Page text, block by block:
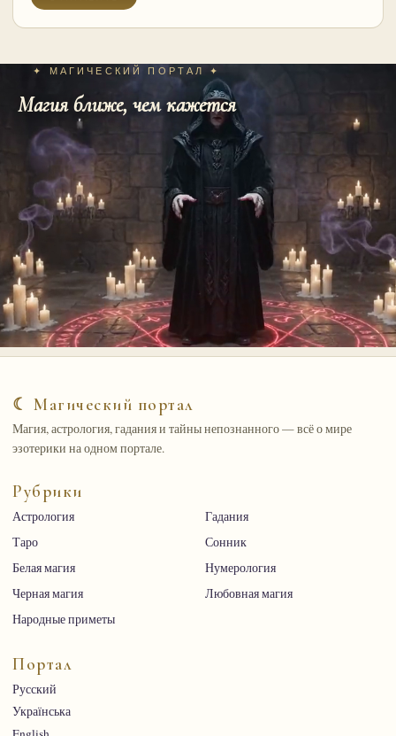
✦ МАГИЧЕСКИЙ ПОРТАЛ ✦
Магия ближе, чем кажется
☾ Магический портал
Магия, астрология, гадания и тайны непознанного — всё о мире
эзотерики на одном портале.
Рубрики
Астрология
Гадания
Таро
Сонник
Белая магия
Нумерология
Черная магия
Любовная магия
Народные приметы
Портал
Русский
Українська